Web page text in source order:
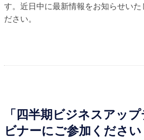
す。近日中に最新情報をお知らせいた
ださい。
「四半期ビジネスアッ
ビナーにご参加ください